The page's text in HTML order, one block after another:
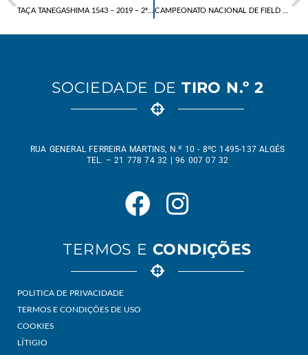
SOCIEDADE DE TIRO N.º 2
RUA GENERAL FERREIRA MARTINS, N.º 10 - 8ºC 1495-137 ALGÉS
TEL. – 21 778 74 32 | 96 007 07 32
TERMOS E CONDIÇÕES
POLITICA DE PRIVACIDADE
TERMOS E CONDIÇÕES DE USO
COOKIES
LÍTIGIO